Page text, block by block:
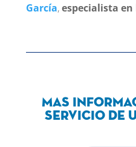
García,especialista
Mas
servicio de